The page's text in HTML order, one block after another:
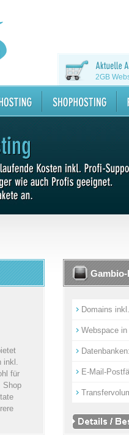
inkl.
für
Shop
Domains
Webspace
E-Mail-
2GB